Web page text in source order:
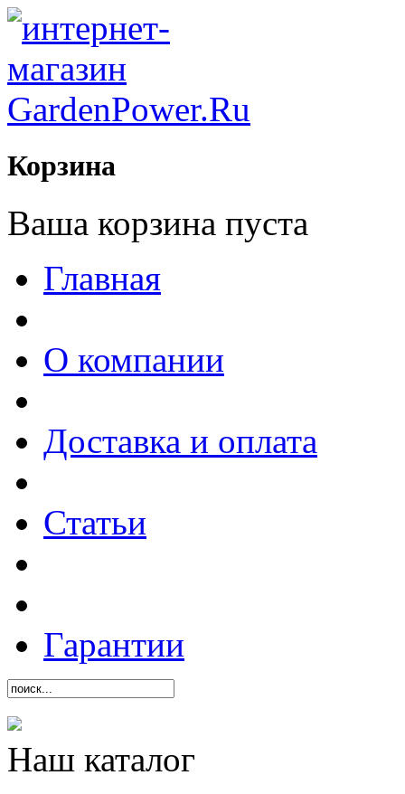
Корзина
Ваша корзина пуста
Главная
О компании
Доставка и оплата
Статьи
Гарантии
Наш каталог